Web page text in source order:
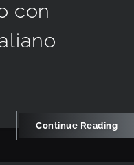
con
Continue Reading